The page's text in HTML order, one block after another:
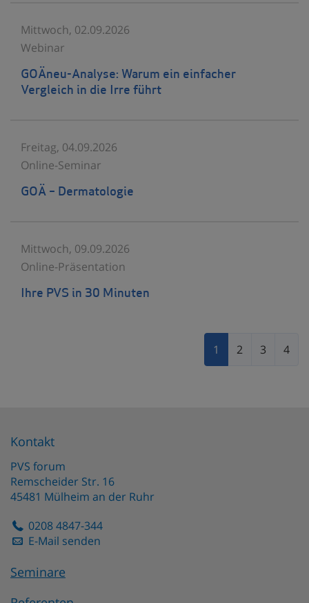
Mittwoch, 02.09.2026
Webinar
GOÄneu-Analyse: Warum ein einfacher
Vergleich in die Irre führt
Freitag, 04.09.2026
Online-Seminar
GOÄ – Dermatologie
Mittwoch, 09.09.2026
Online-Präsentation
Ihre PVS in 30 Minuten
1 2 3 4
Kontakt
PVS forum
Remscheider Str. 16
45481 Mülheim an der Ruhr
0208 4847-344
E-Mail senden
Seminare